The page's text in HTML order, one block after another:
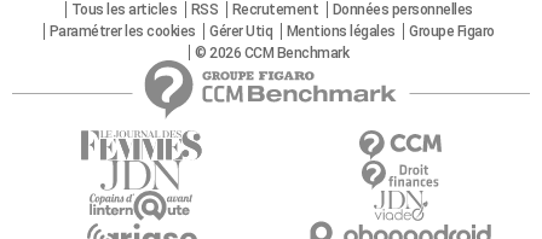
Tous les articles
RSS Recrutement
Données personnelles
Paramétrer les cookies
Gérer Utiq Mentions légales
Groupe Figaro
© 2026 CCM Benchmark